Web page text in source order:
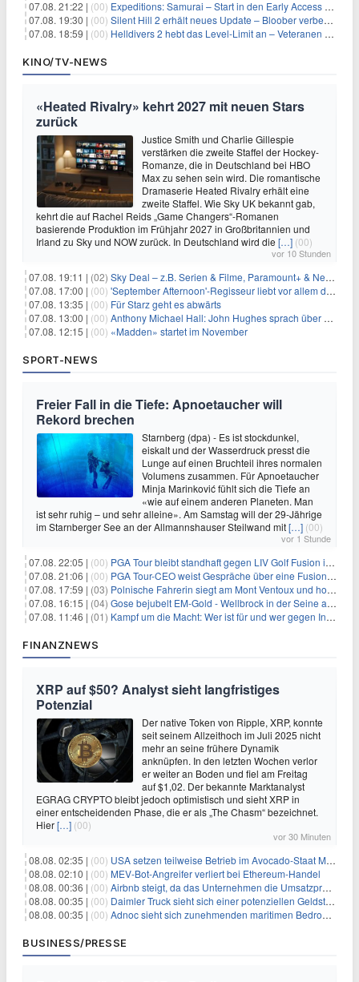
07.08. 21:22 | (00) Expeditions: Samurai – Start in den Early Access ab heute im feudalen Japan
07.08. 19:30 | (00) Silent Hill 2 erhält neues Update – Bloober verbessert Grafik und Performance
07.08. 18:59 | (00) Helldivers 2 hebt das Level-Limit an – Veteranen können endlich weiter aufsteigen
KINO/TV-NEWS
«Heated Rivalry» kehrt 2027 mit neuen Stars
zurück
Justice Smith und Charlie Gillespie
verstärken die zweite Staffel der Hockey-
Romanze, die in Deutschland bei HBO
Max zu sehen sein wird. Die romantische
Dramaserie Heated Rivalry erhält eine
zweite Staffel. Wie Sky UK bekannt gab,
kehrt die auf Rachel Reids „Game Changers“-Romanen
basierende Produktion im Frühjahr 2027 in Großbritannien und
Irland zu Sky und NOW zurück. In Deutschland wird die […] (00)
vor 10 Stunden
07.08. 19:11 | (02) Sky Deal – z.B. Serien & Filme, Paramount+ & Netflix für 19,99€/Monat
07.08. 17:00 | (00) 'September Afternoon'-Regisseur liebt vor allem die 'Banalität' in seinen Filmen
07.08. 13:35 | (00) Für Starz geht es abwärts
07.08. 13:00 | (00) Anthony Michael Hall: John Hughes sprach über eine Fortsetzung von 'The Breakfast Club'
07.08. 12:15 | (00) «Madden» startet im November
SPORT-NEWS
Freier Fall in die Tiefe: Apnoetaucher will
Rekord brechen
Starnberg (dpa) - Es ist stockdunkel,
eiskalt und der Wasserdruck presst die
Lunge auf einen Bruchteil ihres normalen
Volumens zusammen. Für Apnoetaucher
Minja Marinković fühlt sich die Tiefe an
«wie auf einem anderen Planeten. Man
ist sehr ruhig – und sehr alleine». Am Samstag will der 29-Jährige
im Starnberger See an der Allmannshauser Steilwand mit[…] (00)
vor 1 Stunde
07.08. 22:05 | (00) PGA Tour bleibt standhaft gegen LIV Golf Fusion in einem sich wandelnden Sportumfeld
07.08. 21:06 | (00) PGA Tour-CEO weist Gespräche über eine Fusion mit LIV Golf zurück und bekräftigt die Wettbewerbslandschaft
07.08. 17:59 | (03) Polnische Fahrerin siegt am Mont Ventoux und holt Tour-Gelb
07.08. 16:15 | (04) Gose bejubelt EM-Gold - Wellbrock in der Seine ausgebremst
07.08. 11:46 | (01) Kampf um die Macht: Wer ist für und wer gegen Infantino?
FINANZNEWS
XRP auf $50? Analyst sieht langfristiges
Potenzial
Der native Token von Ripple, XRP, konnte
seit seinem Allzeithoch im Juli 2025 nicht
mehr an seine frühere Dynamik
anknüpfen. In den letzten Wochen verlor
er weiter an Boden und fiel am Freitag
auf $1,02. Der bekannte Marktanalyst
EGRAG CRYPTO bleibt jedoch optimistisch und sieht XRP in
einer entscheidenden Phase, die er als „The Chasm“ bezeichnet.
Hier[…] (00)
vor 30 Minuten
08.08. 02:35 | (00) USA setzen teilweise Betrieb im Avocado-Staat Michoacán in Mexiko wieder in Gang
08.08. 02:10 | (00) MEV-Bot-Angreifer verliert bei Ethereum-Handel
08.08. 00:36 | (00) Airbnb steigt, da das Unternehmen die Umsatzprognose anhebt und starkes Wachstum signalisiert
08.08. 00:35 | (00) Daimler Truck sieht sich einer potenziellen Geldstrafe von 1 Milliarde Euro aufgrund von EU-Emissionsvorschriften gegenüber
08.08. 00:35 | (00) Adnoc sieht sich zunehmenden maritimen Bedrohungen angesichts regionaler Spannungen gegenüber
BUSINESS/PRESSE